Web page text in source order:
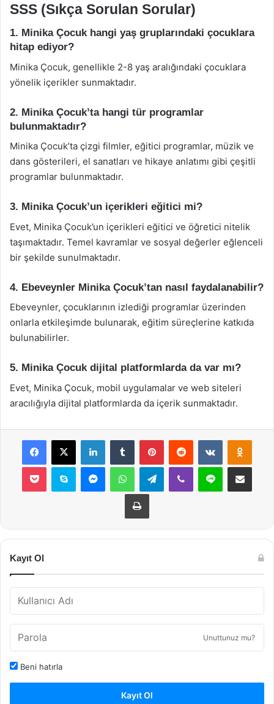
SSS (Sıkça Sorulan Sorular)
1. Minika Çocuk hangi yaş gruplarındaki çocuklara
hitap ediyor?
Minika Çocuk, genellikle 2-8 yaş aralığındaki çocuklara
yönelik içerikler sunmaktadır.
2. Minika Çocuk’ta hangi tür programlar
bulunmaktadır?
Minika Çocuk’ta çizgi filmler, eğitici programlar, müzik ve
dans gösterileri, el sanatları ve hikaye anlatımı gibi çeşitli
programlar bulunmaktadır.
3. Minika Çocuk’un içerikleri eğitici mi?
Evet, Minika Çocuk’un içerikleri eğitici ve öğretici nitelik
taşımaktadır. Temel kavramlar ve sosyal değerler eğlenceli
bir şekilde sunulmaktadır.
4. Ebeveynler Minika Çocuk’tan nasıl faydalanabilir?
Ebeveynler, çocuklarının izlediği programlar üzerinden
onlarla etkileşimde bulunarak, eğitim süreçlerine katkıda
bulunabilirler.
5. Minika Çocuk dijital platformlarda da var mı?
Evet, Minika Çocuk, mobil uygulamalar ve web siteleri
aracılığıyla dijital platformlarda da içerik sunmaktadır.
Facebook
X LinkedInTumblr PinterestReddit VKontakte
Pocket Skype MessengerWhatsAppTelegramViber Line E-Posta ile
Yazdır
Kayıt Ol
Unuttunuz mu?
Beni hatırla
Kayıt Ol